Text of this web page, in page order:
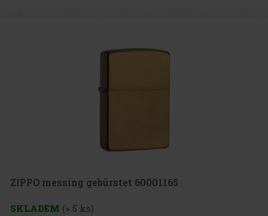
ZIPPO messing gebürstet 60001165
SKLADEM (> 5 ks)